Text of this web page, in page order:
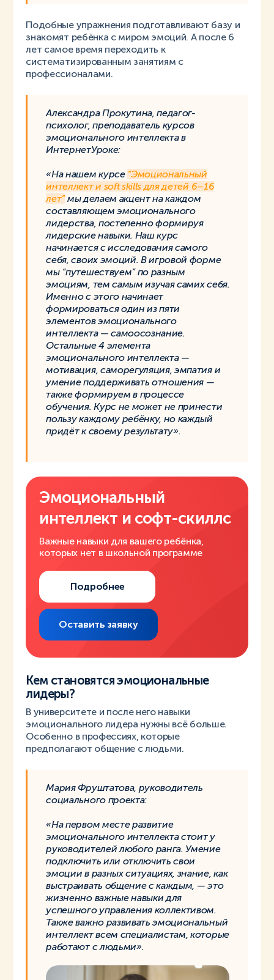
Подобные упражнения подготавливают базу и
знакомят ребёнка с миром эмоций. А после 6
лет самое время переходить к
систематизированным занятиям с
профессионалами.
Александра Прокутина, педагог-
психолог, преподаватель курсов
эмоционального интеллекта в
ИнтернетУроке:
«На нашем курсе “Эмоциональный
интеллект и soft skills для детей 6–16
лет”мы делаем акцент на каждом
составляющем эмоционального
лидерства, постепенно формируя
лидерские навыки. Наш курс
начинается с исследования самого
себя, своих эмоций. В игровой форме
мы “путешествуем” по разным
эмоциям, тем самым изучая самих себя.
Именно с этого начинает
формироваться один из пяти
элементов эмоционального
интеллекта — cамоосознание.
Остальные 4 элемента
эмоционального интеллекта —
мотивация, саморегуляция, эмпатия и
умение поддерживать отношения —
также формируем в процессе
обучения. Курс не может не принести
пользу каждому ребёнку, но каждый
придёт к своему результату».
Эмоциональный
интеллект и софт-скиллс
Важные навыки для вашего ребёнка,
которых нет в школьной программе
Подробнее
Оставить заявку
Кем становятся эмоциональные
лидеры?
В университете и после него навыки
эмоционального лидера нужны всё больше.
Особенно в профессиях, которые
предполагают общение с людьми.
Мария Фруштатова, руководитель
социального проекта:
«На первом месте развитие
эмоционального интеллекта стоит у
руководителей любого ранга. Умение
подключить или отключить свои
эмоции в разных ситуациях, знание, как
выстраивать общение с каждым, — это
жизненно важные навыки для
успешного управления коллективом.
Также важно развивать эмоциональный
интеллект всем специалистам, которые
работают с людьми».